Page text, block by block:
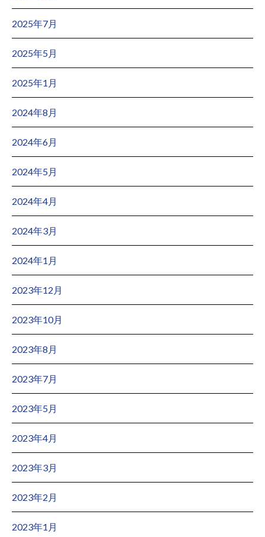
2025年7月
2025年5月
2025年1月
2024年8月
2024年6月
2024年5月
2024年4月
2024年3月
2024年1月
2023年12月
2023年10月
2023年8月
2023年7月
2023年5月
2023年4月
2023年3月
2023年2月
2023年1月